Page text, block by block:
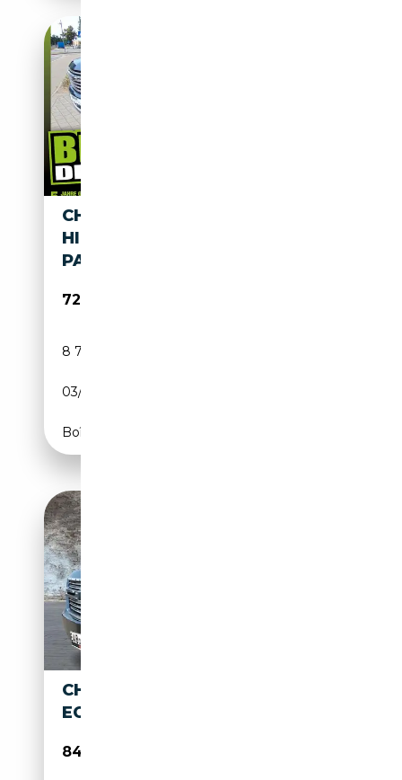
CHEVROLET SUBURBAN 6,2
HIGH COUNTRY
PANORAMADACH 7-SITZE
72 970€
8 750 km
03/2025
Boîte automatique
CHEVROLET SUBURBAN
ECOTEC 5.3L V8 LT
84 500€